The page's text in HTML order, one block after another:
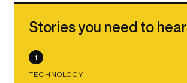
Stories you need to hear
1
TECHNOLOGY